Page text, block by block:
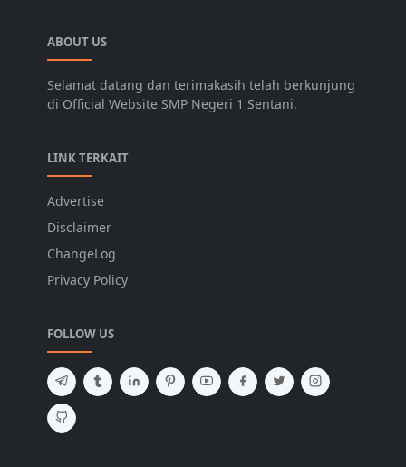
ABOUT US
Selamat datang dan terimakasih telah berkunjung
di Official Website SMP Negeri 1 Sentani.
LINK TERKAIT
Advertise
Disclaimer
ChangeLog
Privacy Policy
FOLLOW US